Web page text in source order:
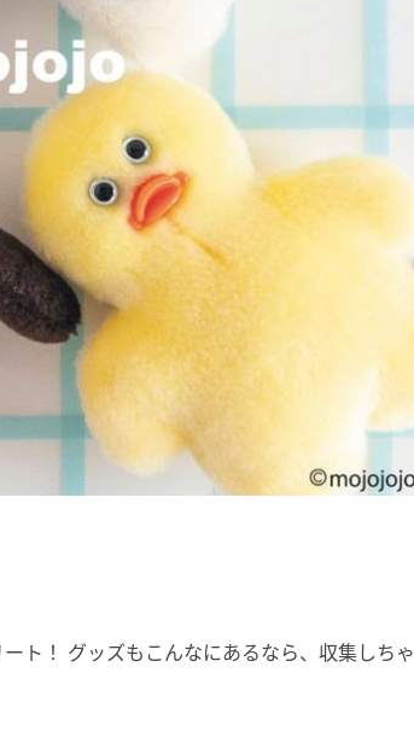
ト！ グッズもこんなにあるなら、収集しちゃ